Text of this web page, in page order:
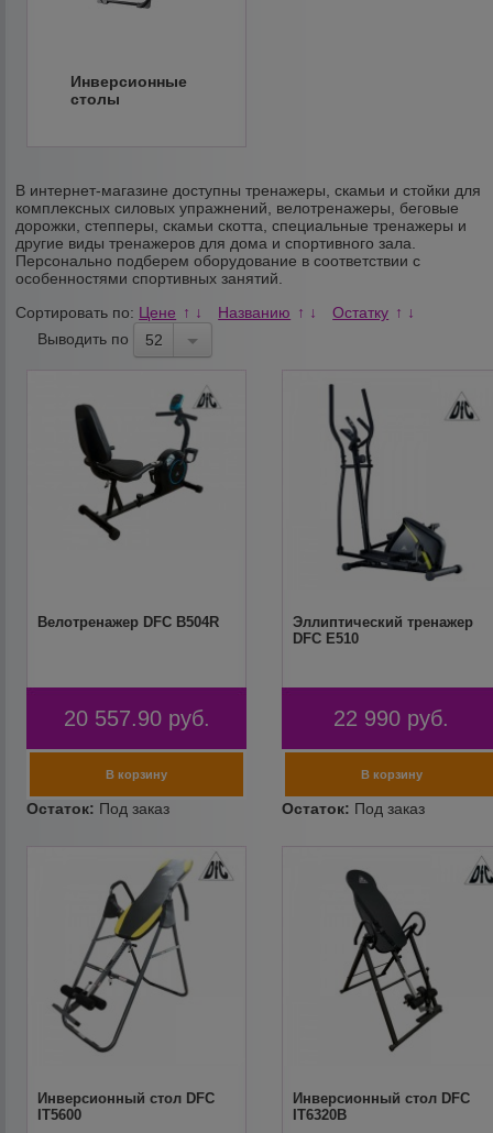
Инверсионные
столы
В интернет-магазине доступны тренажеры, скамьи и стойки для
комплексных силовых упражнений, велотренажеры, беговые
дорожки, степперы, скамьи скотта, специальные тренажеры и
другие виды тренажеров для дома и спортивного зала.
Персонально подберем оборудование в соответствии с
особенностями спортивных занятий.
Сортировать по: Цене ↑ ↓ Названию ↑ ↓ Остатку ↑ ↓
Выводить по 52
Велотренажер DFC B504R
20 557.90 руб.
Эллиптический тренажер
DFC E510
22 990 руб.
Инверсионный стол DFC
IT5600
Инверсионный стол DFC
IT6320B